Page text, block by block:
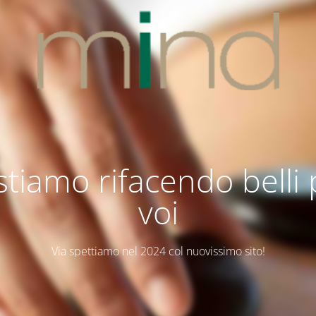
rifacendo belli
voi
Via spettiamo nel 2024 col nuovissimo sito!